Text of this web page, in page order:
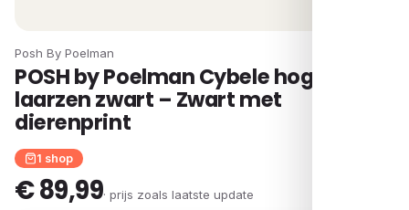
Posh By Poelman
POSH by Poelman Cybele hoge
laarzen zwart – Zwart met
dierenprint
1 shop
€ 89,99· prijs zoals laatste update